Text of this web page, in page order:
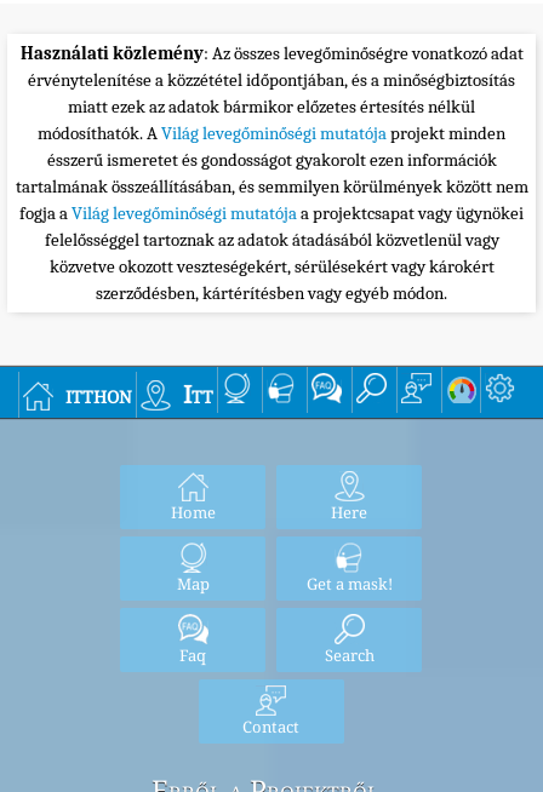
Használati közlemény: Az összes levegőminőségre vonatkozó adat
érvénytelenítése a közzététel időpontjában, és a minőségbiztosítás
miatt ezek az adatok bármikor előzetes értesítés nélkül
módosíthatók. AVilág levegőminőségi mutatójaprojekt minden
ésszerű ismeretet és gondosságot gyakorolt ezen információk
tartalmának összeállításában, és semmilyen körülmények között nem
fogja aVilág levegőminőségi mutatójaa projektcsapat vagy ügynökei
felelősséggel tartoznak az adatok átadásából közvetlenül vagy
közvetve okozott veszteségekért, sérülésekért vagy károkért
szerződésben, kártérítésben vagy egyéb módon.
itthon Itt
Home Here
Map Get a mask!
Faq Search
Contact